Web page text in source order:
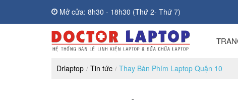
Mở cửa: 8h30 - 18h30 (Thứ 2- Thứ 7)
Drlaptop Tin tức Thay Bàn Phím Laptop Quận 10